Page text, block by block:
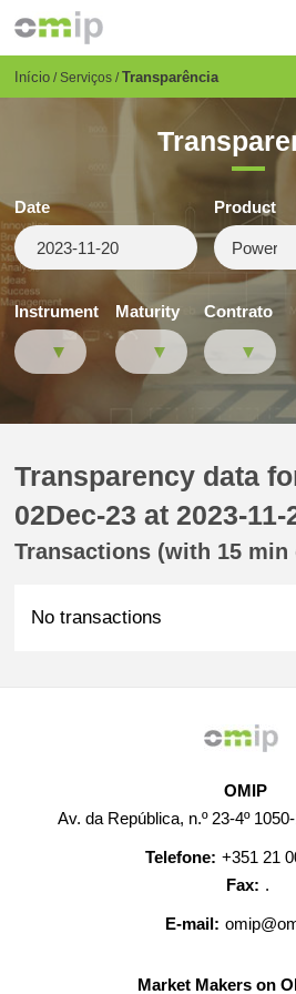
para
conteúdo
Breadcrumb
Início Serviços Transparência
Date Product
Instrument Maturity Contrato
Transparency data
02Dec-23 at 2023-11-
Transactions (with 15 min
No transactions
OMIP
Av. da República, n.º 23-4º
Telefone: +351 21
Fax: .
E-mail:
Market Makers on